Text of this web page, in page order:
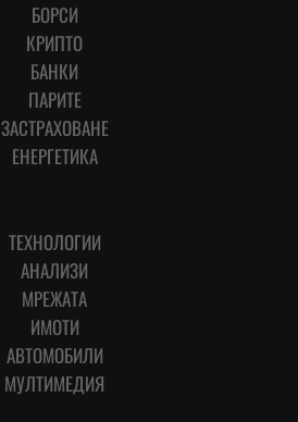
БОРСИ
КРИПТО
БАНКИ
ПАРИТЕ
ЗАСТРАХОВАНЕ
ЕНЕРГЕТИКА
ТЕХНОЛОГИИ
АНАЛИЗИ
МРЕЖАТА
ИМОТИ
АВТОМОБИЛИ
МУЛТИМЕДИЯ